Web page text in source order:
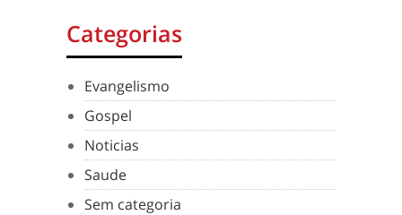
Categorias
Evangelismo
Gospel
Noticias
Saude
Sem categoria